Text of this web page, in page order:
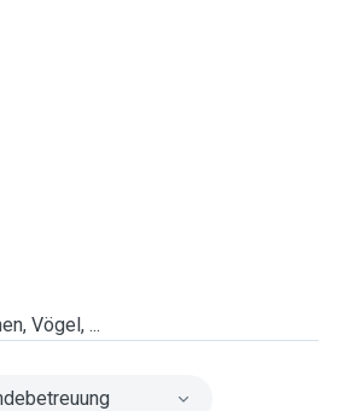
Vögel, ...